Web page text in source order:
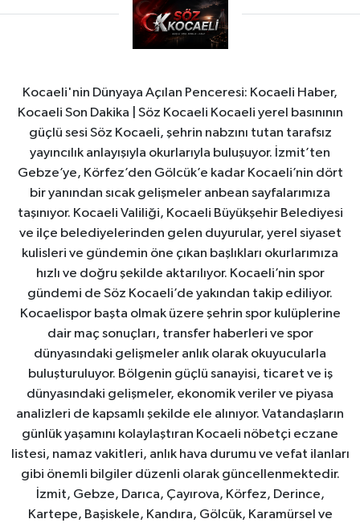
Kocaeli'nin Dünyaya Açılan Penceresi: Kocaeli Haber,
Kocaeli Son Dakika | Söz Kocaeli Kocaeli yerel basınının
güçlü sesi Söz Kocaeli, şehrin nabzını tutan tarafsız
yayıncılık anlayışıyla okurlarıyla buluşuyor. İzmit’ten
Gebze’ye, Körfez’den Gölcük’e kadar Kocaeli’nin dört
bir yanından sıcak gelişmeler anbean sayfalarımıza
taşınıyor. Kocaeli Valiliği, Kocaeli Büyükşehir Belediyesi
ve ilçe belediyelerinden gelen duyurular, yerel siyaset
kulisleri ve gündemin öne çıkan başlıkları okurlarımıza
hızlı ve doğru şekilde aktarılıyor. Kocaeli’nin spor
gündemi de Söz Kocaeli’de yakından takip ediliyor.
Kocaelispor başta olmak üzere şehrin spor kulüplerine
dair maç sonuçları, transfer haberleri ve spor
dünyasındaki gelişmeler anlık olarak okuyucularla
buluşturuluyor. Bölgenin güçlü sanayisi, ticaret ve iş
dünyasındaki gelişmeler, ekonomik veriler ve piyasa
analizleri de kapsamlı şekilde ele alınıyor. Vatandaşların
günlük yaşamını kolaylaştıran Kocaeli nöbetçi eczane
listesi, namaz vakitleri, anlık hava durumu ve vefat ilanları
gibi önemli bilgiler düzenli olarak güncellenmektedir.
İzmit, Gebze, Darıca, Çayırova, Körfez, Derince,
Kartepe, Başiskele, Kandıra, Gölcük, Karamürsel ve